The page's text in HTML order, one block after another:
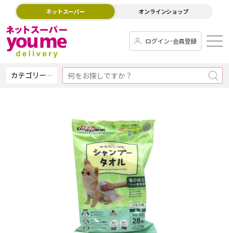
ネットスーパー オンラインショップ
ログイン･会員登録
カテゴリー